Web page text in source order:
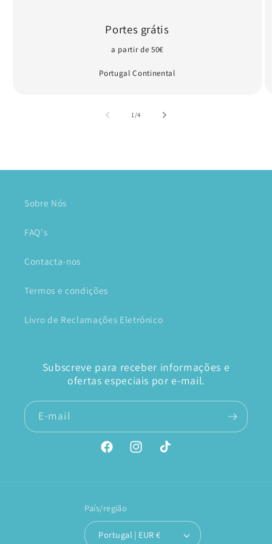
Portes grátis
a partir de 50€
Portugal Continental
1/de
4
Sobre Nós
FAQ's
Contacta-nos
Termos e condições
Livro de Reclamações Eletrónico
Subscreve para receber informações e
ofertas especiais por e-mail.
E-mail
FacebookInstagramTikTok
País/região
Portugal | EUR €